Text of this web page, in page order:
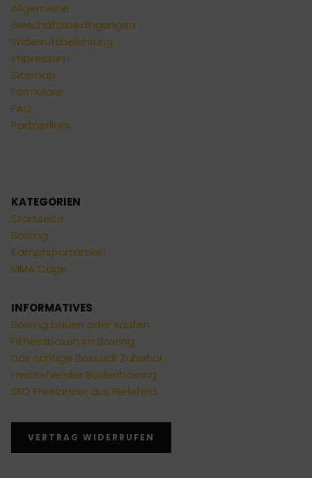
Allgemeine
Geschäftsbedingungen
Widerrufsbelehrung
Impressum
Sitemap
Formulare
FAQ
Partnerlinks
KATEGORIEN
Startseite
Boxring
Kampfsportartikel
MMA Cage
INFORMATIVES
Boxring bauen oder kaufen
Fitnessboxen im Boxring
Das richtige Boxsack Zubehör
Freistehender Bodenboxring
SEO Freelancer aus Bielefeld
VERTRAG WIDERRUFEN